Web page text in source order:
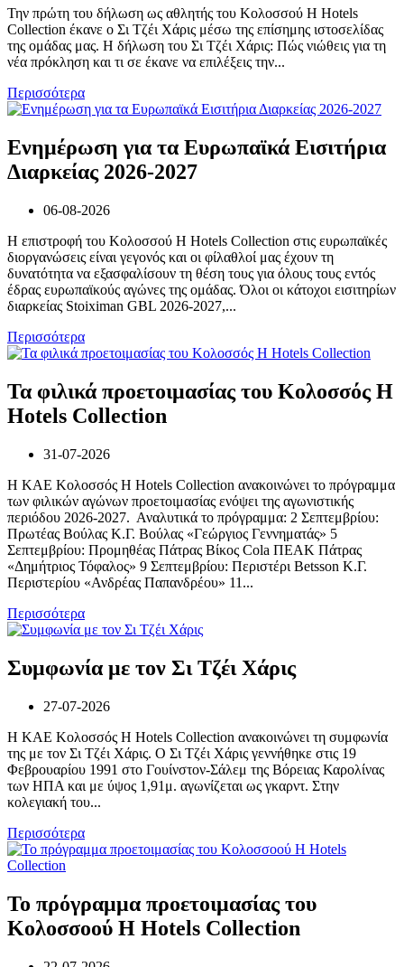
Την πρώτη του δήλωση ως αθλητής του Κολοσσού H Hotels
Collection έκανε ο Σι Τζέι Χάρις μέσω της επίσημης ιστοσελίδας
της ομάδας μας. Η δήλωση του Σι Τζέι Χάρις: Πώς νιώθεις για τη
νέα πρόκληση και τι σε έκανε να επιλέξεις την...
Περισσότερα
Ενημέρωση για τα Ευρωπαϊκά Εισιτήρια
Διαρκείας 2026-2027
06-08-2026
Η επιστροφή του Κολοσσού H Hotels Collection στις ευρωπαϊκές
διοργανώσεις είναι γεγονός και οι φίλαθλοί μας έχουν τη
δυνατότητα να εξασφαλίσουν τη θέση τους για όλους τους εντός
έδρας ευρωπαϊκούς αγώνες της ομάδας. Όλοι οι κάτοχοι εισιτηρίων
διαρκείας Stoiximan GBL 2026-2027,...
Περισσότερα
Τα φιλικά προετοιμασίας του Κολοσσός H
Hotels Collection
31-07-2026
Η ΚΑΕ Κολοσσός H Hotels Collection ανακοινώνει το πρόγραμμα
των φιλικών αγώνων προετοιμασίας ενόψει της αγωνιστικής
περιόδου 2026-2027. Αναλυτικά το πρόγραμμα: 2 Σεπτεμβρίου:
Πρωτέας Βούλας Κ.Γ. Βούλας «Γεώργιος Γεννηματάς» 5
Σεπτεμβρίου: Προμηθέας Πάτρας Βίκος Cola ΠΕΑΚ Πάτρας
«Δημήτριος Τόφαλος» 9 Σεπτεμβρίου: Περιστέρι Betsson Κ.Γ.
Περιστερίου «Ανδρέας Παπανδρέου» 11...
Περισσότερα
Συμφωνία με τον Σι Τζέι Χάρις
27-07-2026
Η ΚΑΕ Κολοσσός H Hotels Collection ανακοινώνει τη συμφωνία
της με τον Σι Τζέι Χάρις. Ο Σι Τζέι Χάρις γεννήθηκε στις 19
Φεβρουαρίου 1991 στο Γουίνστον-Σάλεμ της Βόρειας Καρολίνας
των ΗΠΑ και με ύψος 1,91μ. αγωνίζεται ως γκαρντ. Στην
κολεγιακή του...
Περισσότερα
Το πρόγραμμα προετοιμασίας του
Κολοσσoού H Hotels Collection